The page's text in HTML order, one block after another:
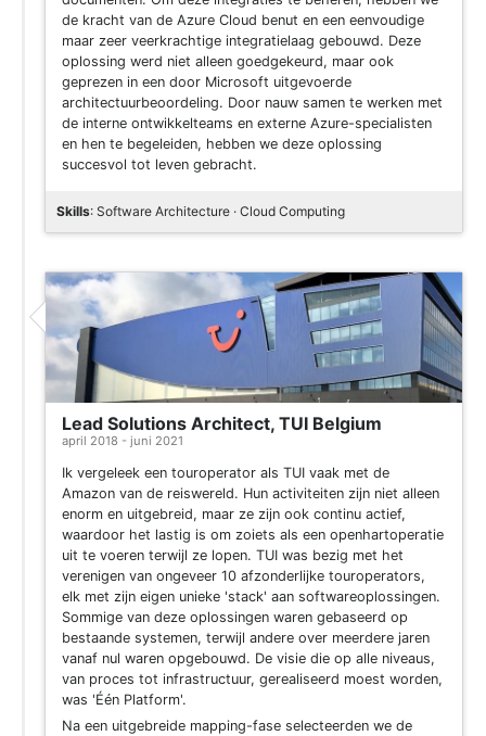
de kracht van de Azure Cloud benut en een eenvoudige
maar zeer veerkrachtige integratielaag gebouwd. Deze
oplossing werd niet alleen goedgekeurd, maar ook
geprezen in een door Microsoft uitgevoerde
architectuurbeoordeling. Door nauw samen te werken met
de interne ontwikkelteams en externe Azure-specialisten
en hen te begeleiden, hebben we deze oplossing
succesvol tot leven gebracht.
Skills: Software Architecture · Cloud Computing
Lead Solutions Architect, TUI Belgium
april 2018 - juni 2021
Ik vergeleek een touroperator als TUI vaak met de
Amazon van de reiswereld. Hun activiteiten zijn niet alleen
enorm en uitgebreid, maar ze zijn ook continu actief,
waardoor het lastig is om zoiets als een openhartoperatie
uit te voeren terwijl ze lopen. TUI was bezig met het
verenigen van ongeveer 10 afzonderlijke touroperators,
elk met zijn eigen unieke 'stack' aan softwareoplossingen.
Sommige van deze oplossingen waren gebaseerd op
bestaande systemen, terwijl andere over meerdere jaren
vanaf nul waren opgebouwd. De visie die op alle niveaus,
van proces tot infrastructuur, gerealiseerd moest worden,
was 'Één Platform'.
Na een uitgebreide mapping-fase selecteerden we de